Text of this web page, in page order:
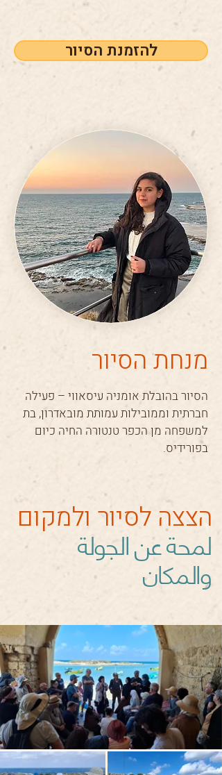
להזמנת הסיור
מנחת הסיור
הסיור בהובלת אומניה עיסאווי – פעילה
חברתית וממובילות עמותת מובאדרון, בת
למשפחה מן הכפר טנטורה החיה כיום
בפורידיס.
הצצה לסיור ולמקום
لمحة عن الجولة
والمكان